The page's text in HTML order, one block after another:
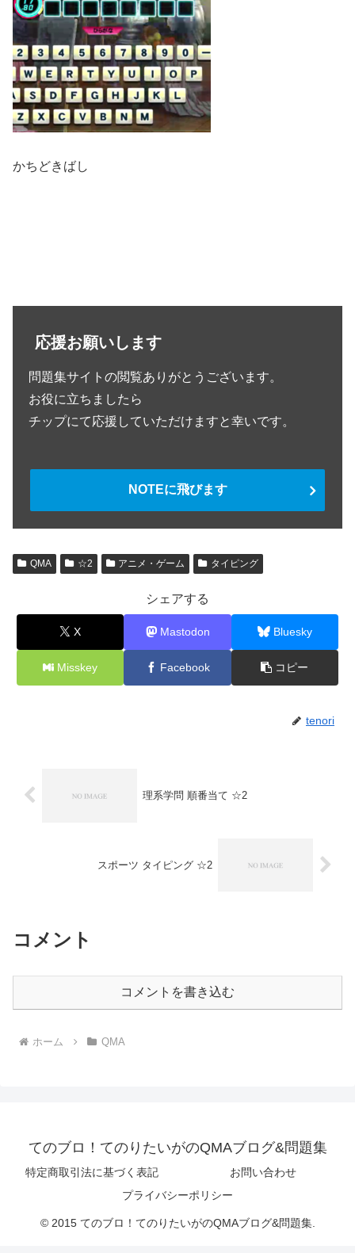
かちどきばし
応援お願いします
問題集サイトの閲覧ありがとうございます。
お役に立ちましたら
チップにて応援していただけますと幸いです。
NOTEに飛びます
QMA ☆2 アニメ・ゲーム タイピング
シェアする
X Mastodon Bluesky
Misskey Facebook コピー
tenori
理系学問 順番当て ☆2
スポーツ タイピング ☆2
コメント
コメントを書き込む
ホーム QMA
てのブロ！てのりたいがのQMAブログ&問題集
特定商取引法に基づく表記
お問い合わせ
プライバシーポリシー
© 2015 てのブロ！てのりたいがのQMAブログ&問題集.